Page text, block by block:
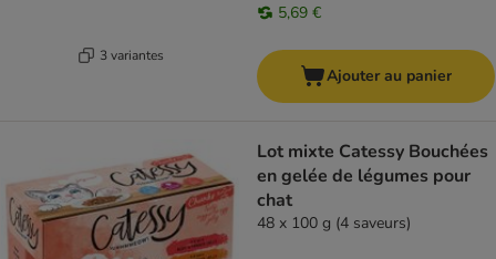
3 variantes
5,69 €
Ajouter au panier
Lot mixte Catessy Bouchées
en gelée de légumes pour
chat
48 x 100 g (4 saveurs)